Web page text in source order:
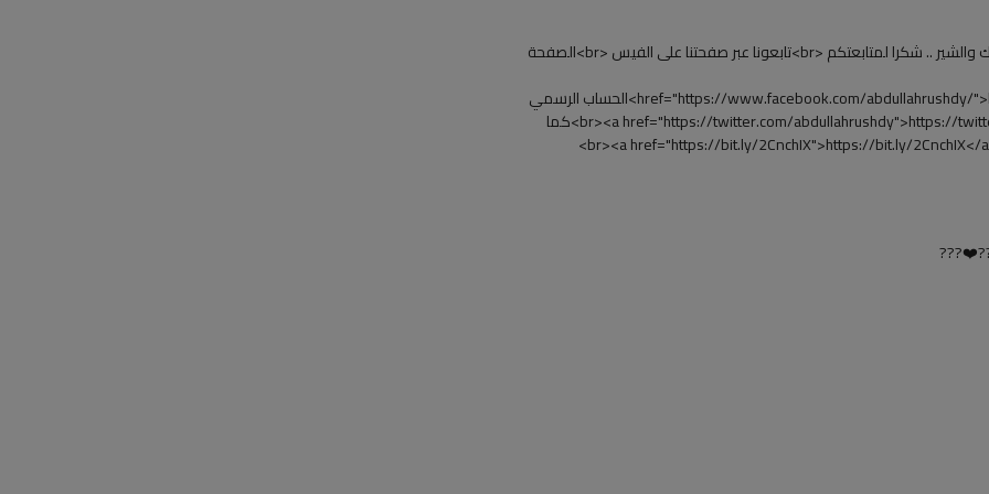
شارك برأيك في التعليقات، ولو عجبك الفيديو ماتنساش اللايك والشير .. شكرا لمتابعتكم <br>تابعونا عبر صفحتنا على الفيس <br>الصفحة
href="https://www.facebook.com/abdullahrushdy/">https://www.facebook.com/abdullahrushdy/ </a><br>الحساب الرسمي
للدكتور عبدالله رشدي <br><a href="https://twitter.com/abdullahrushdy">https://twitter.com/abdullahrushdy </a><br>كما
??❤️???